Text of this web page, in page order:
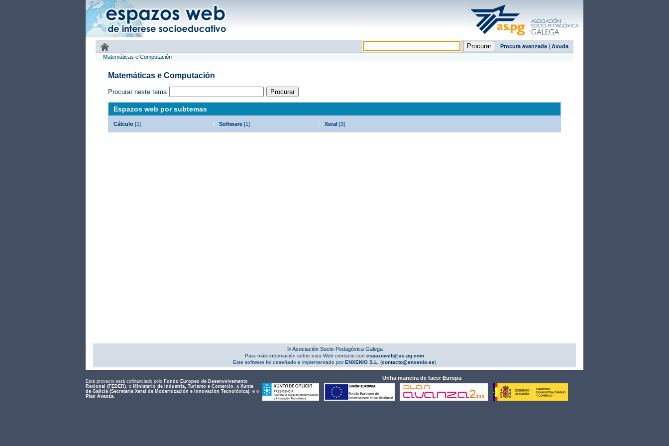
Procura avanzada | Axuda
Matemáticas e Computación
Matemáticas e Computación
Procurar neste tema
Espazos web por subtemas
Cálculo [1] Software [1] Xeral [3]
© Asociación Socio-Pedagóxica Galega
Para máis información sobre esta Web contacte con espazoweb@as-pg.com
Este software foi deseñado e implementado porENXENIO S.L. (contacto@enxenio.es)
Este proxecto está cofinanciado polo Fondo Europeo de Desenvolvemento
Rexional (FEDER), o Ministerio de Industria, Turismo e Comercio, a Xunta
de Galicia (Secretaría Xeral de Modernización e Innovación Tecnolóxica), e o
Plan Avanza.
Unha maneira de facer Europa